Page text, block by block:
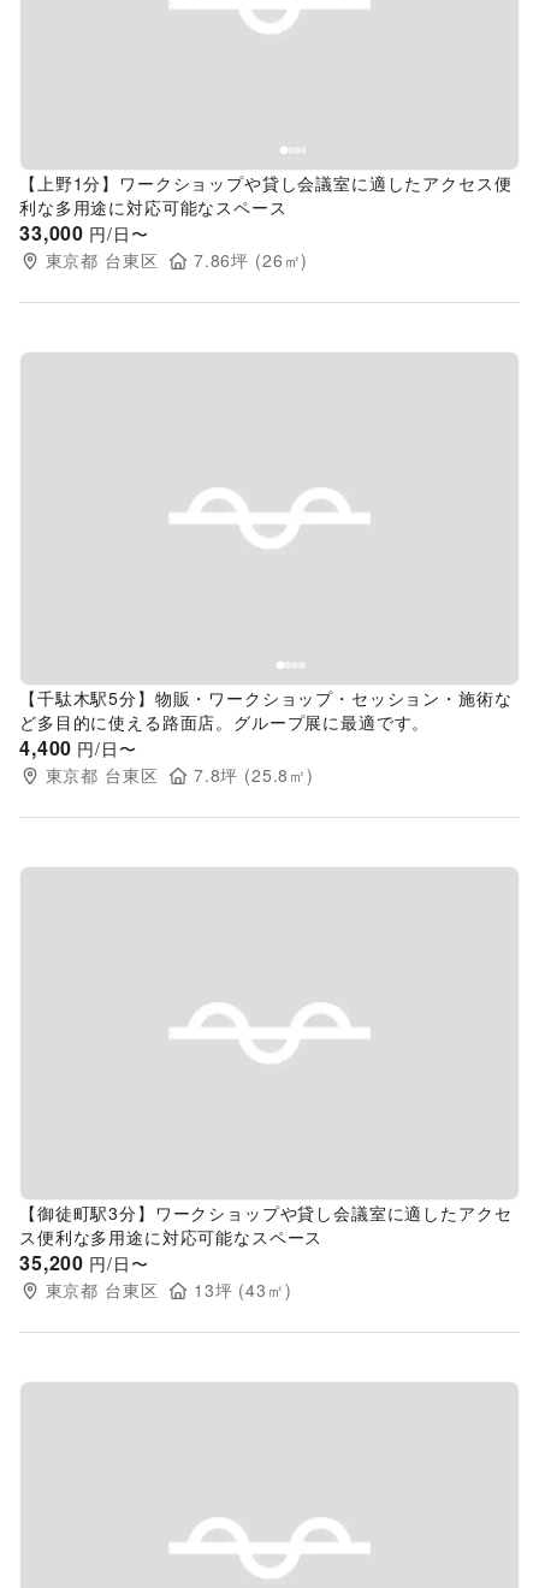
Previous slide
【上野1分】ワークショップや貸し会議室に適したアクセス便
利な多用途に対応可能なスペース
33,000 円/日〜
東京都 台東区 7.86坪 (26 ㎡)
Previous slide
【千駄木駅5分】物販・ワークショップ・セッション・施術な
ど多目的に使える路面店。グループ展に最適です。
4,400 円/日〜
東京都 台東区 7.8坪 (25.8 ㎡)
Previous slide
【御徒町駅3分】ワークショップや貸し会議室に適したアクセ
ス便利な多用途に対応可能なスペース
35,200 円/日〜
東京都 台東区 13坪 (43 ㎡)
Previous slide